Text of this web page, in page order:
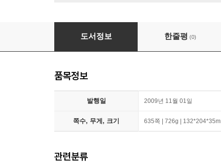
허무에의 제물
도서정보 한줄평 (0)
품목정보
발행일 2009년 11월 01일
쪽수, 무게, 크기 635쪽 | 726g |
관련분류